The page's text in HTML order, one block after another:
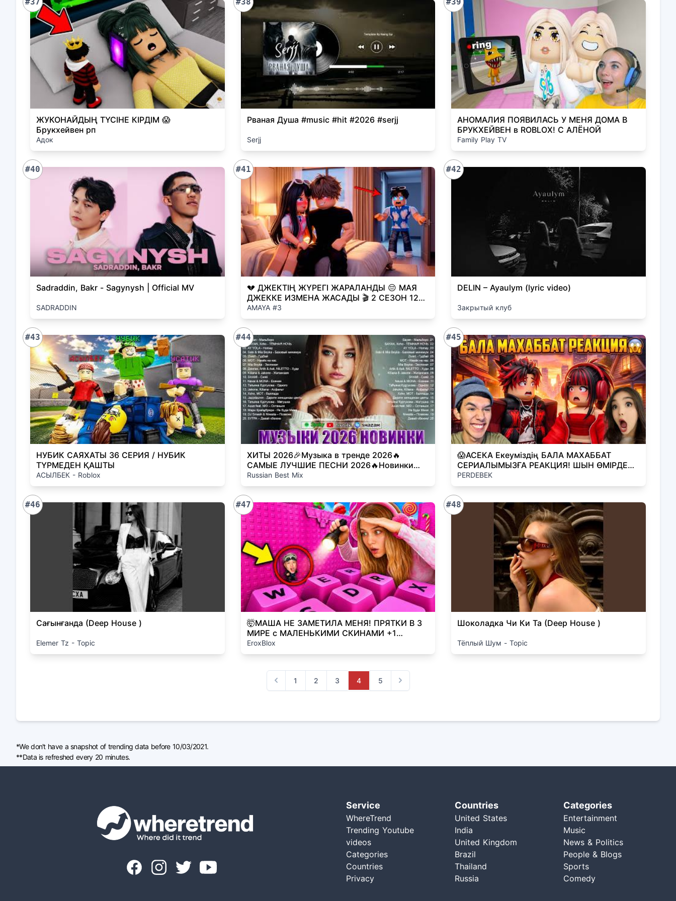
ЖУКОНАЙДЫҢ ТҮСІНЕ КІРДІМ 😱
Брукхейвен рп
Адок
Рваная Душа #music #hit #2026 #serjj
Serjj
АНОМАЛИЯ ПОЯВИЛАСЬ У МЕНЯ ДОМА В
БРУКХЕЙВЕН в ROBLOX! С АЛЁНОЙ
Family Play TV
#40
Sadraddin, Bakr - Sagynysh | Official MV
SADRADDIN
#41
💔 ДЖЕКТІҢ ЖҮРЕГІ ЖАРАЛАНДЫ 😔 МАЯ
ДЖЕККЕ ИЗМЕНА ЖАСАДЫ 🎬 2 СЕЗОН 12
ЧАСТЬ (Roblox Брукхейвен)
AMAYA #3
#42
DELIN – Ayaulym (lyric video)
Закрытый клуб
#43
НУБИК САЯХАТЫ 36 СЕРИЯ / НУБИК
ТҮРМЕДЕН ҚАШТЫ
АСЫЛБЕК - Roblox
#44
ХИТЫ 2026🎉Музыка в тренде 2026🔥
САМЫЕ ЛУЧШИЕ ПЕСНИ 2026🔥Новинки
2026 Музыки🔥 Лучшие песни 2026
Russian Best Mix
#45
😱АСЕКА Екеуміздің БАЛА МАХАББАТ
СЕРИАЛЫМЫЗҒА РЕАКЦИЯ! ШЫН ӨМІРДЕ
КЕЗДЕСТІК!
PERDEBEK
#46
Сағынғанда (Deep House )
Elemer Tz - Topic
#47
🤯МАША НЕ ЗАМЕТИЛА МЕНЯ! ПРЯТКИ В 3
МИРЕ с МАЛЕНЬКИМИ СКИНАМИ +1
KEYBOARD ESCAPE В РОБЛОКС!
EroxBlox
#48
Шоколадка Чи Ки Та (Deep House )
Тёплый Шум - Topic
Previous
1 2 3 4 5
Next
*We don't have a snapshot of trending data before 10/03/2021.
**Data is refreshed every 20 minutes.
Service
WhereTrend
Trending Youtube
videos
Categories
Countries
Privacy
Countries
United States
India
United Kingdom
Brazil
Thailand
Russia
Categories
Entertainment
Music
News & Politics
People & Blogs
Sports
Comedy